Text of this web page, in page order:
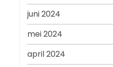
juni 2024
mei 2024
april 2024